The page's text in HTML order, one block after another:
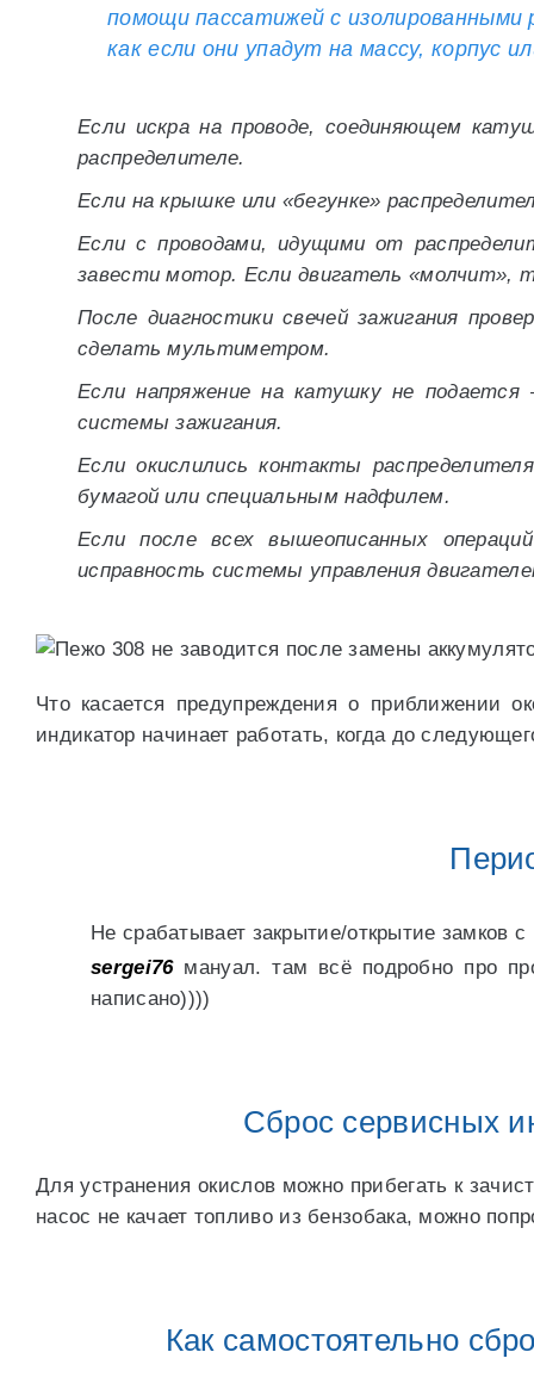
помощи пассатижей с изолированными
как если они упадут на массу, корпус
Если искра на проводе, соединяющем
распределителе.
Если на крышке или «бегунке»
Если с проводами, идущими от
завести мотор. Если двигатель «молчит»,
После диагностики свечей зажигания
сделать мультиметром.
Если напряжение на катушку не подается
системы зажигания.
Если окислились контакты
бумагой или специальным надфилем.
Если после всех вышеописанных
исправность системы управления
Что касается предупреждения о приближении
индикатор начинает работать, когда до
Не срабатывает закрытие/открытие замков
sergei76мануал. там всё подробно про
написано))))
Сброс сервисных
Для устранения окислов можно прибегать к
насос не качает топливо из бензобака, можно
Как самостоятельно